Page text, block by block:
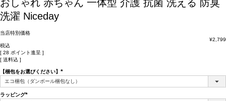
おしゃれ 赤ちゃん 一体型 介護 抗菌 洗える 防臭
洗濯 Niceday
当店特別価格
¥2,799
税込
[ 28 ポイント進呈 ]
送料込
【梱包をお選びください】
(必
須)
ラッピング